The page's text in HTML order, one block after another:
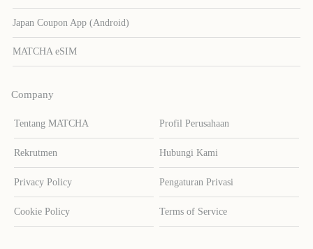
Japan Coupon App (Android)
MATCHA eSIM
Company
Tentang MATCHA Profil Perusahaan
Rekrutmen Hubungi Kami
Privacy Policy Pengaturan Privasi
Cookie Policy Terms of Service